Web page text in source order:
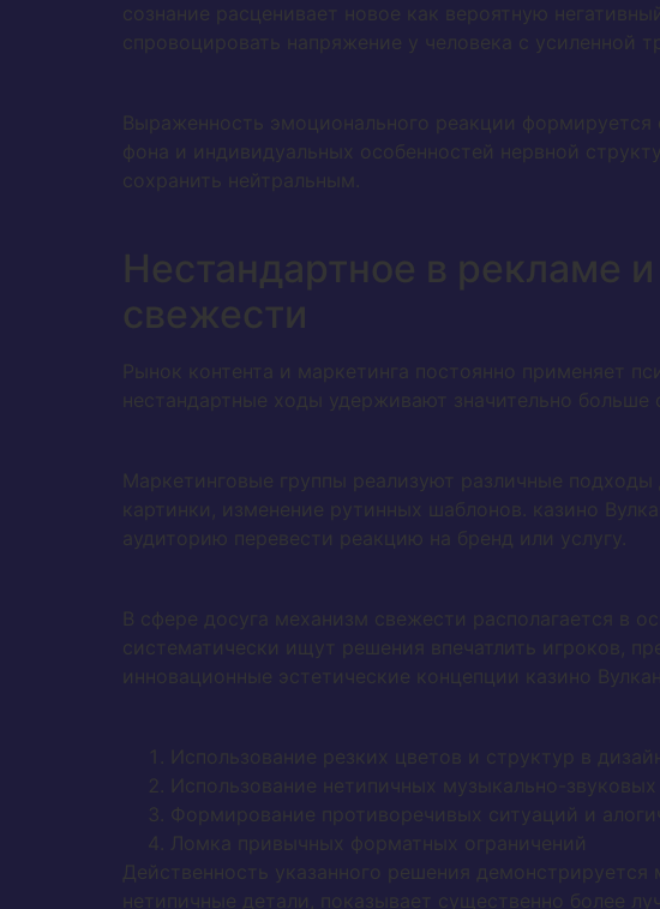
сознание расценивает новое как вероятную
спровоцировать напряжение у человека с усиленной
Выраженность эмоционального реакции формируется
фона и индивидуальных особенностей нервной
сохранить нейтральным.
Нестандартное в рекламе
свежести
Рынок контента и маркетинга постоянно применяет
нестандартные ходы удерживают значительно
Маркетинговые группы реализуют различные
картинки, изменение рутинных шаблонов. казино
аудиторию перевести реакцию на бренд или услугу.
В сфере досуга механизм свежести располагается в
систематически ищут решения впечатлить игроков,
инновационные эстетические концепции казино Вулкан.
Использование резких цветов и структур в
Использование нетипичных музыкально-
Формирование противоречивых ситуаций и
Ломка привычных форматных ограничений
Действенность указанного решения
нетипичные детали, показывает существенно более